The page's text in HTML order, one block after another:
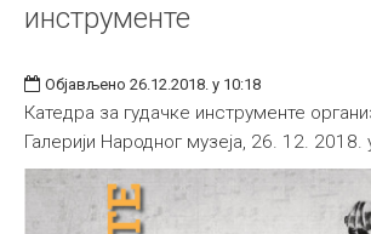
инструменте
Објављено 26.12.2018. у 10:18
Катедра за гудачке инструменте
Галерији Народног музеја, 26. 12. 2018.